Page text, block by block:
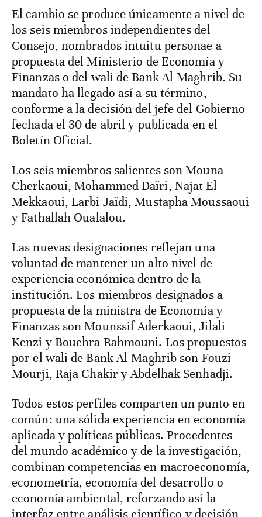
El cambio se produce únicamente a nivel de
los seis miembros independientes del
Consejo, nombrados intuitu personae a
propuesta del Ministerio de Economía y
Finanzas o del wali de Bank Al-Maghrib. Su
mandato ha llegado así a su término,
conforme a la decisión del jefe del Gobierno
fechada el 30 de abril y publicada en el
Boletín Oficial.
Los seis miembros salientes son Mouna
Cherkaoui, Mohammed Daïri, Najat El
Mekkaoui, Larbi Jaïdi, Mustapha Moussaoui
y Fathallah Oualalou.
Las nuevas designaciones reflejan una
voluntad de mantener un alto nivel de
experiencia económica dentro de la
institución. Los miembros designados a
propuesta de la ministra de Economía y
Finanzas son Mounssif Aderkaoui, Jilali
Kenzi y Bouchra Rahmouni. Los propuestos
por el wali de Bank Al-Maghrib son Fouzi
Mourji, Raja Chakir y Abdelhak Senhadji.
Todos estos perfiles comparten un punto en
común: una sólida experiencia en economía
aplicada y políticas públicas. Procedentes
del mundo académico y de la investigación,
combinan competencias en macroeconomía,
econometría, economía del desarrollo o
economía ambiental, reforzando así la